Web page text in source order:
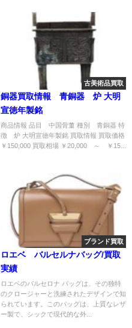
古美術品買取
銅器買取情報 青銅器 炉 大明
宣徳年製銘
商品情報 品目 中国骨董 種別 青銅器 特
徴 炉 大明宣徳年製銘 買取情報 買取価格
￥150,000 買取相場 ￥20,000 ～ ￥15...
ブランド買取
ロエベ バルセルナバッグ/買取
実績
ロエベのバルセロナ バッグは、その独特
のクロージャーと洗練されたデザインで知
られています。このバッグは、上質なレザ
ー製で、シックで現代的な外...